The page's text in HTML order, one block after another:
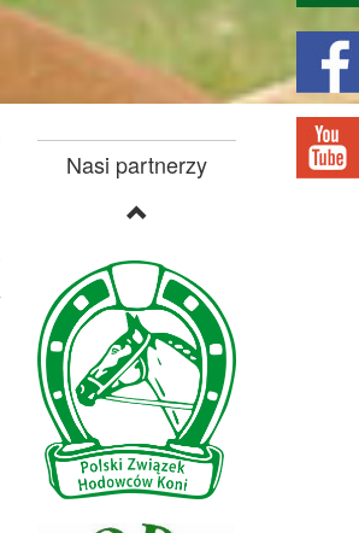
Nasi partnerzy